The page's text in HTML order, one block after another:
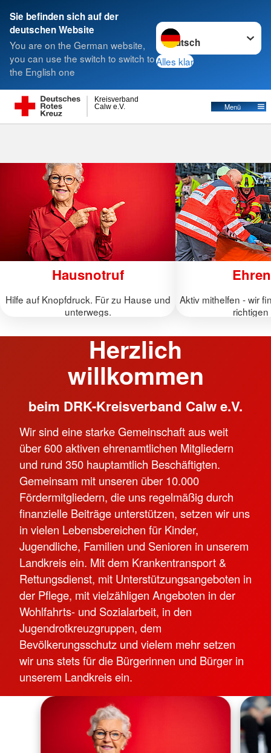
Sie befinden sich auf der
deutschen Website
You are on the German website,
you can use the switch to switch to
the English one
Sprache wechseln zu
Alles klar
Calw e.V.
Kreisverband
Menü
Suche
A
.
Z
e
lc
k
/
D
R
K
-
S
e
r
v
ic
e
G
m
b
H
Hausnotruf
Hilfe auf Knopfdruck. Für zu Hause und
unterwegs.
Aktiv mithelfen - wir
richtigen
Herzlich
willkommen
beim DRK-Kreisverband Calw e.V.
Wir sind eine starke Gemeinschaft aus weit
über 600 aktiven ehrenamtlichen Mitgliedern
und rund 350 hauptamtlich Beschäftigten.
Gemeinsam mit unseren über 10.000
Fördermitgliedern, die uns regelmäßig durch
finanzielle Beiträge unterstützen, setzen wir uns
in vielen Lebensbereichen für Kinder,
Jugendliche, Familien und Senioren in unserem
Landkreis ein. Mit dem Krankentransport &
Rettungsdienst, mit Unterstützungsangeboten in
der Pflege, mit vielzähligen Angeboten in der
Wohlfahrts- und Sozialarbeit, in den
Jugendrotkreuzgruppen, dem
Bevölkerungsschutz und vielem mehr setzen
wir uns stets für die Bürgerinnen und Bürger in
unserem Landkreis ein.